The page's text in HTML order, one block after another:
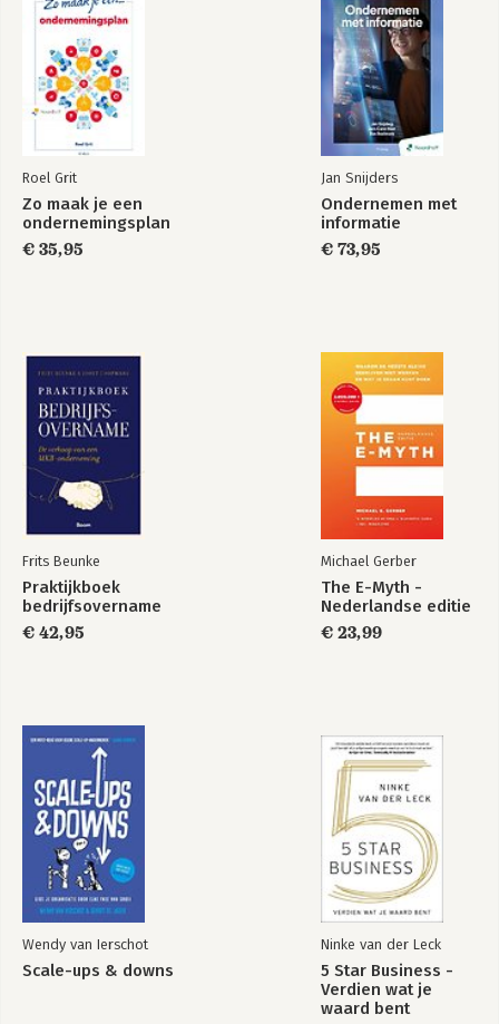
11 Het totale plaatje: abc Consulting 93
12 Liever klein beginnen? Business Board Light 96
DEEL III WE GAAN BUSINESS BOARDEN!
13 In vijf stappen naar je eigen Business Board 100
14 Je plannen uitvoeren (en valkuilen omzeilen) 118
Samenvatting 130
Tot slot 132
Bijlage A: Het businessritme 136
Dankwoord 142
Over de auteur 143
Roel Grit
Zo maak je een
ondernemingsplan
€ 35,95
Jan Snijders
Ondernemen met
informatie
€ 73,95
Frits Beunke
Praktijkboek
bedrijfsovername
€ 42,95
Michael Gerber
The E-Myth -
Nederlandse editie
€ 23,99
Wendy van Ierschot
Scale-ups & downs
Ninke van der Leck
5 Star Business -
Verdien wat je
waard bent